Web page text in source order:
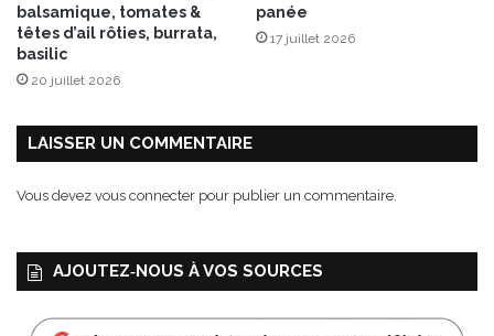
n
g
u
i
e
balsamique, tomates &
têtes d’ail rôties, burrata,
basilic
20 juillet 2026
panée
17 juillet 2026
LAISSER UN COMMENTAIRE
Vous devez vous connecter pour publier un commentaire.
AJOUTEZ‑NOUS À VOS SOURCES